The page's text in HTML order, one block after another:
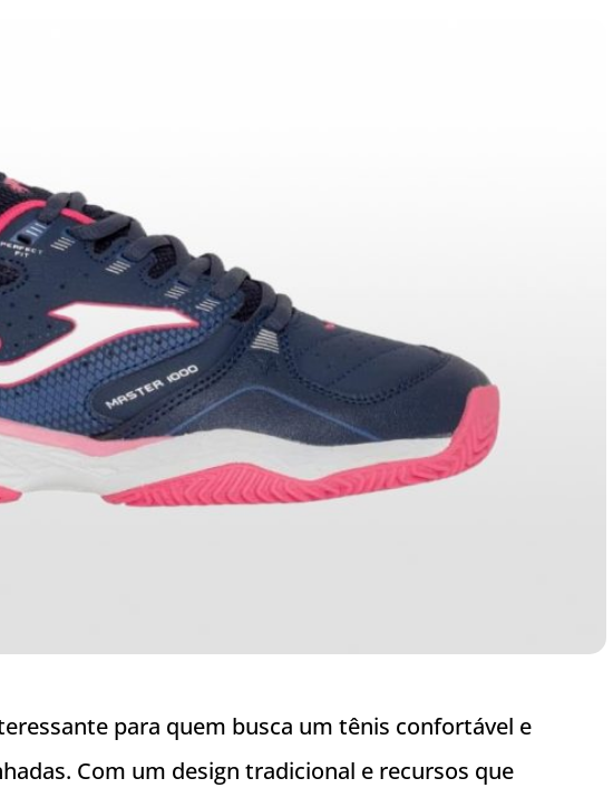
para quem busca um tênis confortável e
Com um design tradicional e recursos que